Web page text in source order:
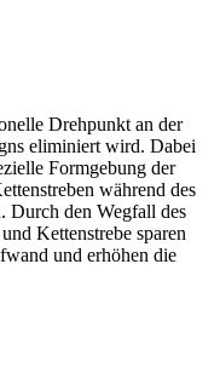
Drehpunkt an der
eliminiert wird. Dabei
Formgebung der
während des
Durch den Wegfall des
Kettenstrebe sparen
und erhöhen die